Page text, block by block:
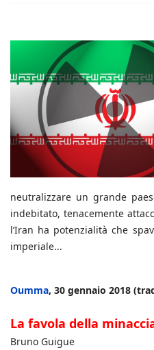
neutralizzare un grande
indebitato, tenacemente
l’Iran ha potenzialità che
imperiale...
Oumma, 30 gennaio 2018
La favola della
Bruno Guigue